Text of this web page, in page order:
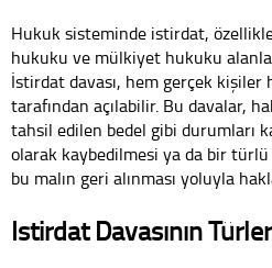
Hukuk sisteminde istirdat,
hukuku ve mülkiyet hukuku
İstirdat davası, hem gerçek
tarafından açılabilir. Bu davalar,
tahsil edilen bedel gibi durumları
olarak kaybedilmesi ya da bir türlü
bu malın geri alınması yoluyla
Istirdat Davasının